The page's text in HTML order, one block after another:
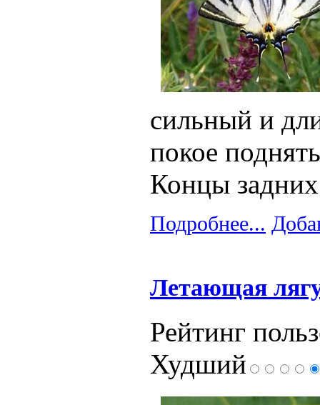
сильный и
покое
Концы
Подробнее...
Летающая
Рейтинг
Худший